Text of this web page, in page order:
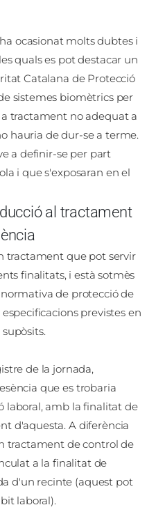
ocasionat molts dubtes i
quals es pot destacar un
Catalana de Protecció
sistemes biomètrics per
tractament no adequat a
hauria de dur-se a terme.
a definir-se per part
i que s'exposaran en el
al tractament
tractament que pot servir
finalitats, i està sotmès
de protecció de
previstes en
de la jornada,
que es trobaria
laboral, amb la finalitat de
d'aquesta. A diferència
tractament de control de
a la finalitat de
d'un recinte (aquest pot
laboral).